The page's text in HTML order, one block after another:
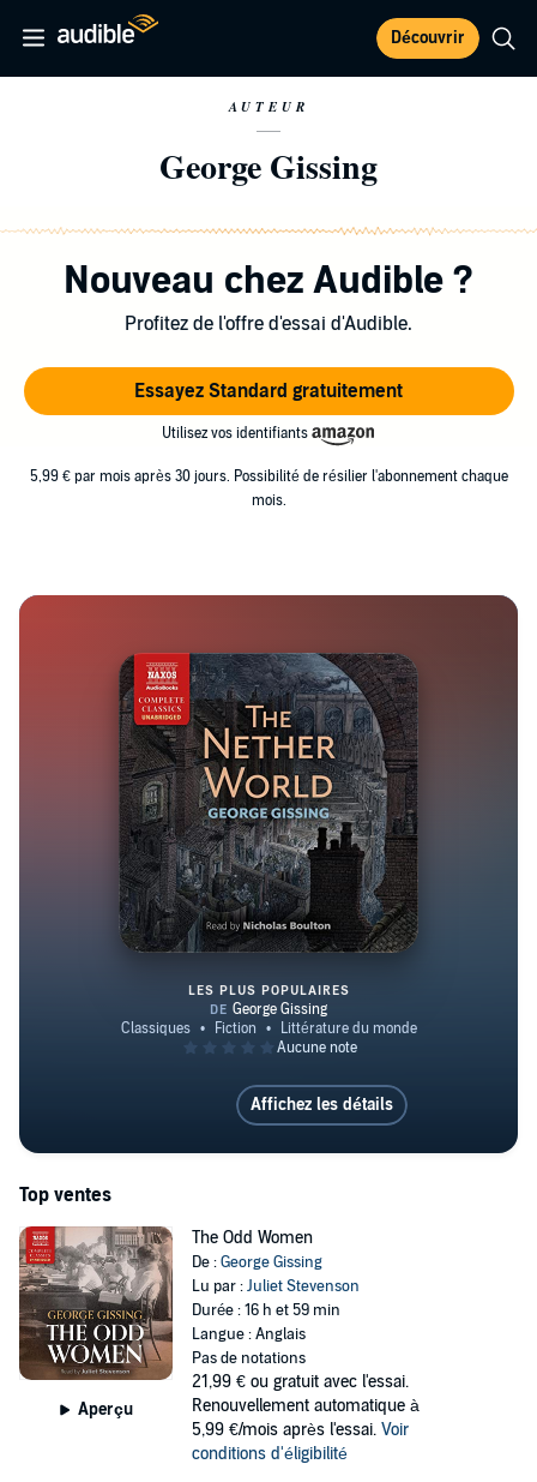
Découvrir
AUTEUR
George Gissing
Nouveau chez Audible ?
Profitez de l'offre d'essai d'Audible.
Essayez Standard gratuitement
Utilisez vos identifiants
5,99 € par mois après 30 jours. Possibilité de résilier l'abonnement chaque
mois.
The Nether World
LES PLUS POPULAIRES
Affichez les détails
Top ventes
Aperçu
The Odd Women
De :George Gissing
Lu par :Juliet Stevenson
Durée : 16 h et 59 min
Langue : Anglais
Pas de notations
21,99 € ou gratuit avec l'essai.
Renouvellement automatique à
5,99 €/mois après l'essai. Voir
conditions d'éligibilité